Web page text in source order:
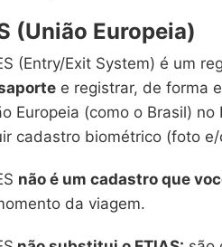
(União Europeia)
(Entry/Exit System) é um
e registrar, de forma
Europeia (como o Brasil)
cadastro biométrico (foto
não é um cadastro que
da viagem.